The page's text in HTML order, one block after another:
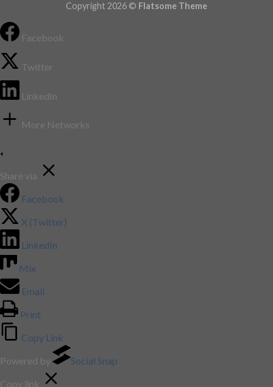
Copyright 2026 © Flatsome Theme
Facebook
Twitter
LinkedIn
More Networks
Share via
Facebook
X (Twitter)
LinkedIn
Mix
Email
Print
Copy Link
Powered by
Social Snap
Copy link